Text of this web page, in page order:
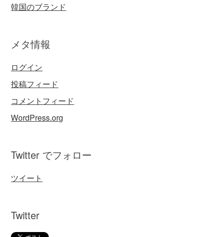
韓国のブランド
メタ情報
ログイン
投稿フィード
コメントフィード
WordPress.org
Twitter でフォロー
ツイート
Twitter